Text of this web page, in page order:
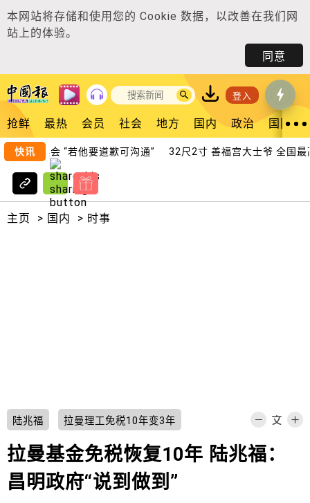
本网站将存储和使用您的 Cookie 数据，以改善在我们网
站上的体验。
同意
登入
抢鲜 最热 会员 社会 地方 国内 政治 国际
快讯
化解误会 “若他要道歉可沟通” 32尺2寸 善福宫大士爷 全国最高
主页 > 国内 > 时事
陆兆福 拉曼理工免税10年变3年
拉曼基金免税恢复10年 陆兆福：
昌明政府“说到做到”